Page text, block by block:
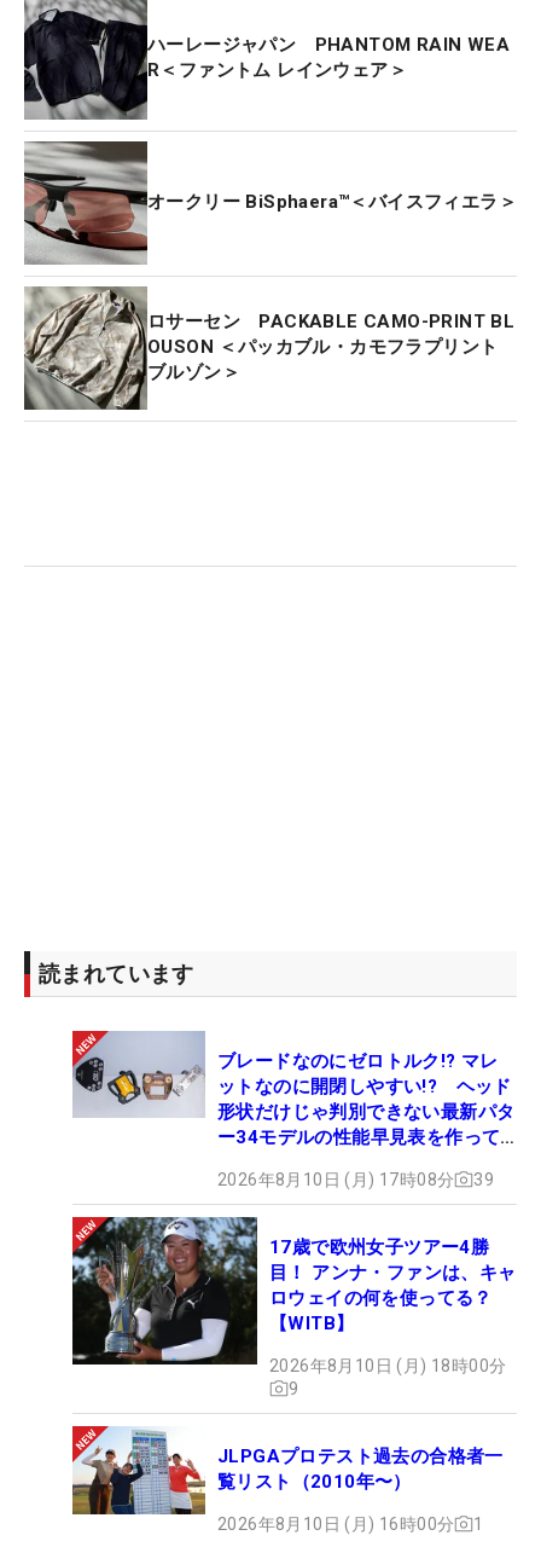
ハーレージャパン PHANTOM RAIN WEA
R＜ファントム レインウェア＞
オークリー BiSphaera™＜バイスフィエラ＞
ロサーセン PACKABLE CAMO-PRINT BL
OUSON ＜パッカブル・カモフラプリント
ブルゾン＞
読まれています
ブレードなのにゼロトルク!? マレ
ットなのに開閉しやすい!? ヘッド
形状だけじゃ判別できない最新パタ
ー34モデルの性能早見表を作って
2026年8月10日 (月) 17時08分 39
17歳で欧州女子ツアー4勝
目！ アンナ・ファンは、キャ
ロウェイの何を使ってる？
【WITB】
2026年8月10日 (月) 18時00分
9
JLPGAプロテスト過去の合格者一
覧リスト（2010年〜）
2026年8月10日 (月) 16時00分 1